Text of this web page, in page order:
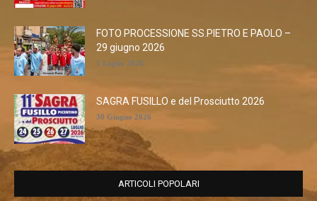
FOTO PROCESSIONE SS.PIETRO E PAOLO –
29 giugno 2026
1 Luglio 2026
SAGRA FUSILLO e del Prosciutto 2026
30 Giugno 2026
ARTICOLI POPOLARI